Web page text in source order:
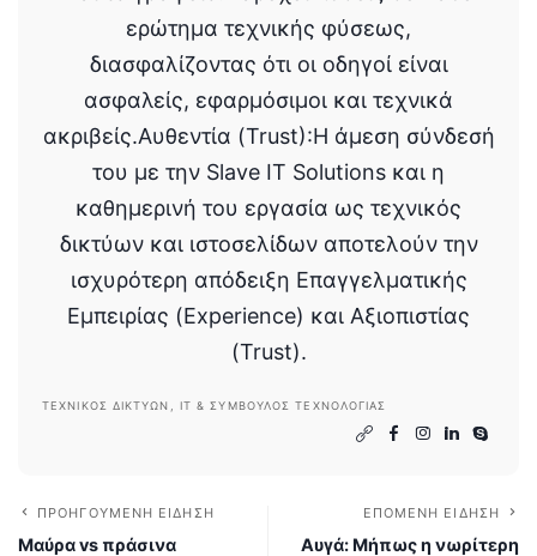
ερώτημα τεχνικής φύσεως,
διασφαλίζοντας ότι οι οδηγοί είναι
ασφαλείς, εφαρμόσιμοι και τεχνικά
ακριβείς.Αυθεντία (Trust):Η άμεση σύνδεσή
του με την Slave IT Solutions και η
καθημερινή του εργασία ως τεχνικός
δικτύων και ιστοσελίδων αποτελούν την
ισχυρότερη απόδειξη Επαγγελματικής
Εμπειρίας (Experience) και Αξιοπιστίας
(Trust).
ΤΕΧΝΙΚΌΣ ΔΙΚΤΎΩΝ, IT & ΣΎΜΒΟΥΛΟΣ ΤΕΧΝΟΛΟΓΊΑΣ
ΠΡΟΗΓΟΎΜΕΝΗ ΕΊΔΗΣΗ
Μαύρα vs πράσινα
ΕΠΌΜΕΝΗ ΕΊΔΗΣΗ
Αυγά: Μήπως η νωρίτερη